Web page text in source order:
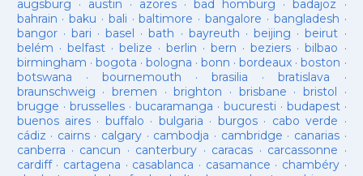
augsburg · austin · azores·bad homburg ·badajoz ·
bahrain ·baku · bali ·baltimore ·bangalore · bangladesh ·
bangor· bari ·basel ·bath · bayreuth ·beijing ·beirut ·
belém · belfast· belize · berlin ·bern ·beziers ·bilbao ·
birmingham · bogota · bologna ·bonn ·bordeaux ·boston ·
botswana · bournemouth ·brasilia ·bratislava ·
braunschweig · bremen ·brighton · brisbane · bristol ·
brugge · brusselles· bucaramanga · bucuresti · budapest·
buenos aires· buffalo · bulgaria · burgos· cabo verde ·
cádiz · cairns· calgary · cambodja · cambridge · canarias·
canberra · cancun · canterbury · caracas · carcassonne ·
cardiff· cartagena · casablanca · casamance · chambéry·